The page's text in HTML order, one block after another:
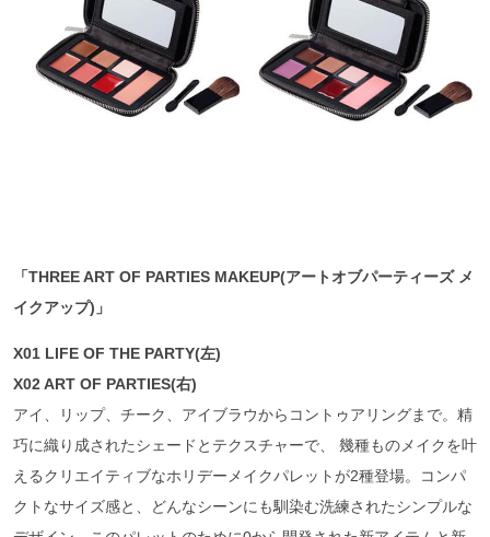
「THREE ART OF PARTIES MAKEUP(アートオブパーティーズ メ
イクアップ) 」
X01 LIFE OF THE PARTY(左)
X02 ART OF PARTIES(右)
アイ、リップ、チーク、アイブラウからコントゥアリングまで。精
巧に織り成されたシェードとテクスチャーで、 幾種ものメイクを叶
えるクリエイティブなホリデーメイクパレットが2種登場。コンパ
クトなサイズ感と、どんなシーンにも馴染む洗練されたシンプルな